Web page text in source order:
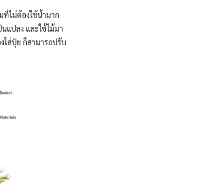
ที่ไม่ต้องใช้น้ำมาก
แปลง และใช้ไม้มา
ใส่ปุ๋ย ก็สามารถปรับ